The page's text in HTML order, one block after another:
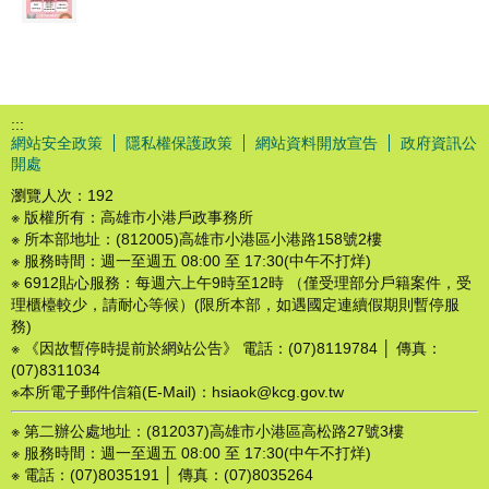
:::
網站安全政策
隱私權保護政策 網站資料開放宣告
政府資訊公
開處
瀏覽人次： 192
※ 版權所有：高雄市小港戶政事務所
※ 所本部地址：(812005)高雄市小港區小港路158號2樓
※ 服務時間：週一至週五 08:00 至 17:30(中午不打烊)
※ 6912貼心服務：每週六上午9時至12時 （僅受理部分戶籍案件，受
理櫃檯較少，請耐心等候）(限所本部，如遇國定連續假期則暫停服
務)
※ 《因故暫停時提前於網站公告》 電話：(07)8119784 │ 傳真：
(07)8311034
※本所電子郵件信箱(E-Mail)：hsiaok@kcg.gov.tw
※ 第二辦公處地址：(812037)高雄市小港區高松路27號3樓
※ 服務時間：週一至週五 08:00 至 17:30(中午不打烊)
※ 電話：(07)8035191 │ 傳真：(07)8035264